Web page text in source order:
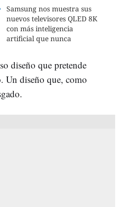
Samsung nos muestra sus
nuevos televisores QLED 8K
con más inteligencia
artificial que nunca
diseño que pretende
Un diseño que, como